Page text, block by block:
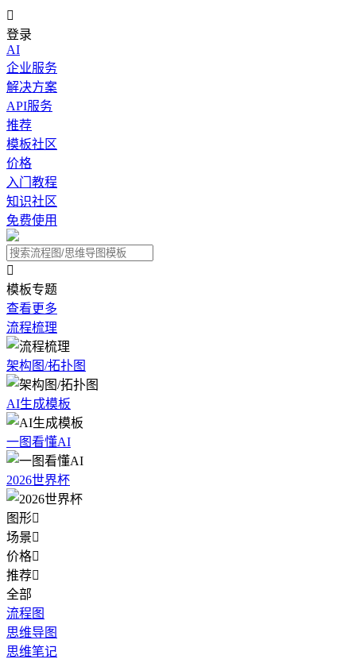

登录
AI
企业服务
解决方案
API服务
推荐
模板社区
价格
入门教程
知识社区
免费使用

模板专题
查看更多
流程梳理
架构图/拓扑图
AI生成模板
一图看懂AI
2026世界杯
图形
场景
价格
推荐
全部
流程图
思维导图
思维笔记